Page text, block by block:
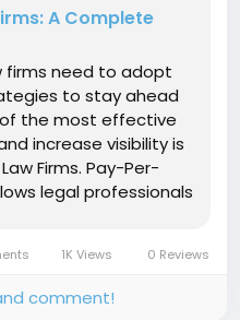
A Complete
firms need to adopt
to stay ahead
the most effective
increase visibility is
Firms. Pay-Per-
legal professionals
1K Views 0 Reviews
comment!